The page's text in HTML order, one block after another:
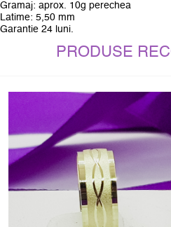
Gramaj: aprox. 10g perechea
Latime: 5,50 mm
Garantie 24 luni.
PRODUSE